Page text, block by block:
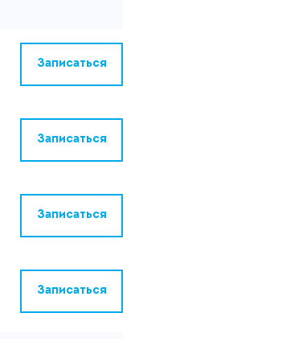
Записаться
Записаться
Записаться
Записаться